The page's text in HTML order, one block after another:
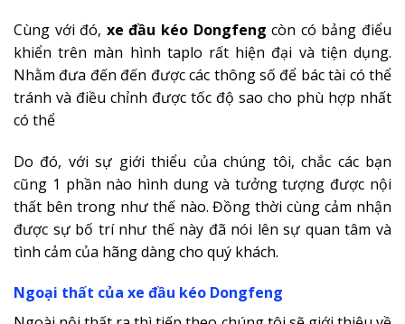
Cùng với đó, xe đầu kéo Dongfeng còn có bảng điểu
khiển trên màn hình taplo rất hiện đại và tiện dụng.
Nhằm đưa đến đến được các thông số để bác tài có thể
tránh và điều chỉnh được tốc độ sao cho phù hợp nhất
có thể
Do đó, với sự giới thiểu của chúng tôi, chắc các bạn
cũng 1 phần nào hình dung và tưởng tượng được nội
thất bên trong như thế nào. Đồng thời cùng cảm nhận
được sự bố trí như thế này đã nói lên sự quan tâm và
tình cảm của hãng dàng cho quý khách.
Ngoại thất của xe đầu kéo Dongfeng